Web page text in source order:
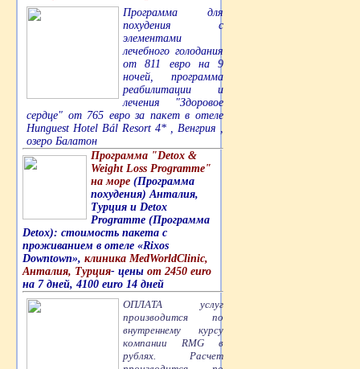
Программа для
похудения с
элементами
лечебного голодания
от 811 евро на 9
ночей, программа
реабилитации и
лечения "Здоровое
сердце" от 765 евро за пакет в отеле
Hunguest Hotel Bál Resort 4* , Венгрия ,
озеро Балатон
Программа "Detox &
Weight Loss Programme"
на море (Программа
похудения) Анталия,
Турция и Detox
Programme (Программа
Detox): стоимость пакета с
проживанием в отеле «Rixos
Downtown», клиника MedWorldClinic,
Анталия, Турция- цены от 2450 euro
на 7 дней, 4100 euro 14 дней
ОПЛАТА услуг
производится по
внутреннему курсу
компании RMG в
рублях. Расчет